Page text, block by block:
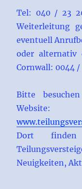
Tel: 040 / 23
Weiterleitung
eventuell
oder
Cornwall: 0044 /
Bitte
Website:
Dort
Neuigkeiten,